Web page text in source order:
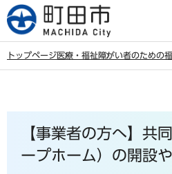
こ
の
トップページ医療・福祉障がい者のための
【事業者の方へ】共
ープホーム）の開設